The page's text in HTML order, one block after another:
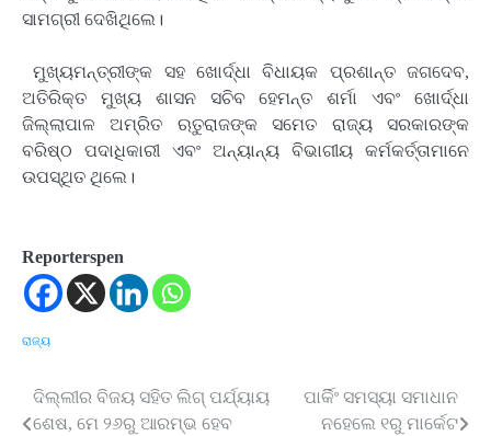
ସାମଗ୍ରୀ ଦେଖିଥିଲେ।
ମୁଖ୍ୟମନ୍ତ୍ରୀଙ୍କ ସହ ଖୋର୍ଦ୍ଧା ବିଧାୟକ ପ୍ରଶାନ୍ତ ଜଗଦେବ,
ଅତିରିକ୍ତ ମୁଖ୍ୟ ଶାସନ ସଚିବ ହେମନ୍ତ ଶର୍ମା ଏବଂ ଖୋର୍ଦ୍ଧା
ଜିଲ୍ଲାପାଳ ଅମ୍ରିତ ଋତୁରାଜଙ୍କ ସମେତ ରାଜ୍ୟ ସରକାରଙ୍କ
ବରିଷ୍ଠ ପଦାଧିକାରୀ ଏବଂ ଅନ୍ୟାନ୍ୟ ବିଭାଗୀୟ କର୍ମକର୍ତ୍ତାମାନେ
ଉପସ୍ଥିତ ଥିଲେ।
Reporterspen
ରାଜ୍ୟ
Post
ଦିଲ୍ଲୀର ବିଜୟ ସହିତ ଲିଗ୍ ପର୍ଯ୍ୟାୟ
ଶେଷ, ମେ ୨୬ରୁ ଆରମ୍ଭ ହେବ
ପାର୍କିିଂ ସମସ୍ୟା ସମାଧାନ
ନହେଲେ ୧ରୁ ମାର୍କେଟ